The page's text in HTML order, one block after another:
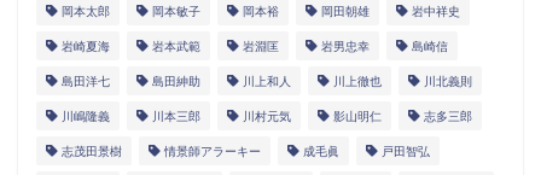
岡本太郎 岡本敏子 岡本裕 岡田朝雄 岩中祥史
岩崎夏海 岩本武範 岩淵匡 岩男忠幸 島崎信
島田洋七 島田紳助 川上和人 川上徹也 川北義則
川嶋隆義 川本三郎 川村元気 影山明仁 志多三郎
志茂田景樹 情景師アラーキー 成毛眞 戸田智弘